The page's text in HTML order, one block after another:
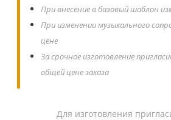
При внесение в базовый шаблон
При изменении музыкального
цене
За срочное изготовление
общей цене заказа
Для изготовления